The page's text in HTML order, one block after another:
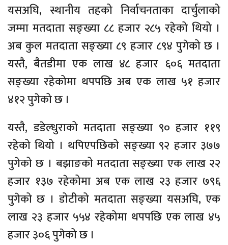
यसअघि, स्थानीय तहको निर्वाचनताका दार्चुलाको
जम्मा मतदाता सङ्ख्या ८८ हजार २८५ रहेको थियो ।
अब कुल मतदाता सङ्ख्या ८९ हजार ८९४ पुगेको छ ।
यस्तै, बैतडीमा एक लाख ४८ हजार ६०६ मतदाता
सङ्ख्या रहेकोमा थपपछि अब एक लाख ५१ हजार
४१२ पुगेको छ ।
यस्तै, डडेल्धुराको मतदाता सङ्ख्या ९० हजार ११९
रहेको थियो । थपिएपछिको सङ्ख्या ९२ हजार ३७७
पुगेको छ । बझाङको मतदाता सङ्ख्या एक लाख २२
हजार १३७ रहेकोमा अब एक लाख २३ हजार ७९६
पुगेको छ । डोटीको मतदाता सङ्ख्या यसअघि, एक
लाख २३ हजार ५५४ रहेकोमा थपपछि एक लाख ४५
हजार ३०६ पुगेको छ ।